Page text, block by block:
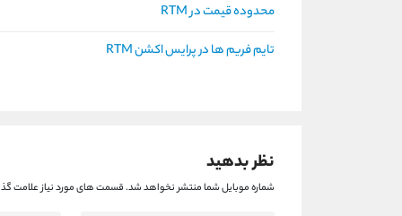
محدوده قیمت در RTM
تایم فریم ها در پرایس اکشن RTM
نظر بدهید
شماره موبایل شما منتشر نخواهد شد.قسمت های مورد نیاز علامت